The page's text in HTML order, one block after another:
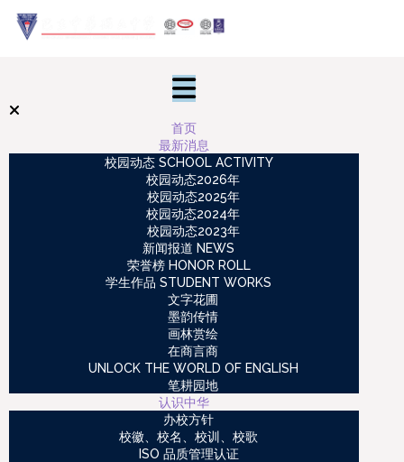
首页
最新消息
校园动态 SCHOOL ACTIVITY
校园动态2026年
校园动态2025年
校园动态2024年
校园动态2023年
新闻报道 NEWS
荣誉榜 HONOR ROLL
学生作品 STUDENT WORKS
文字花圃
墨韵传情
画林赏绘
在商言商
UNLOCK THE WORLD OF ENGLISH
笔耕园地
认识中华
办校方针
校徽、校名、校训、校歌
ISO 品质管理认证